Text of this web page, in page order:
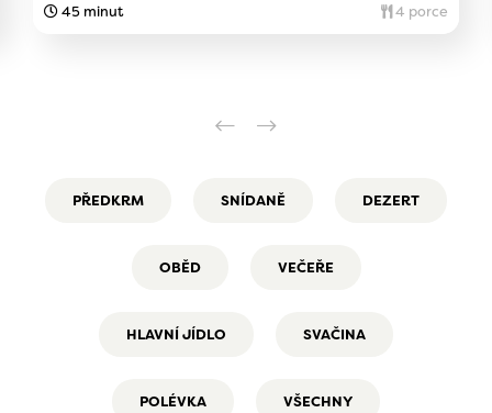
45 minut 4 porce
PŘEDKRM SNÍDANĚ DEZERT
OBĚD VEČEŘE
HLAVNÍ JÍDLO SVAČINA
POLÉVKA VŠECHNY